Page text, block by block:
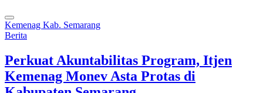
Kemenag Kab. Semarang
Berita
Perkuat Akuntabilitas Program, Itjen
Kemenag Monev Asta Protas di